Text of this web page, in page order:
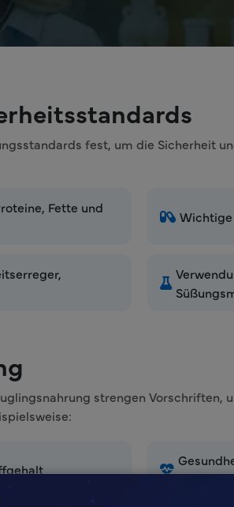
fest, um die Sicherheit
Fette und
Wichtige
strengen